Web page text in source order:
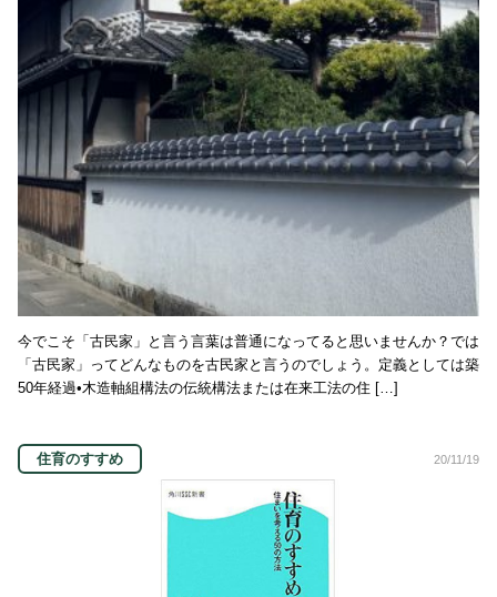
今でこそ「古民家」と言う言葉は普通になってると思いませんか？では
「古民家」ってどんなものを古民家と言うのでしょう。定義としては築
50年経過•木造軸組構法の伝統構法または在来工法の住 […]
住育のすすめ 20/11/19